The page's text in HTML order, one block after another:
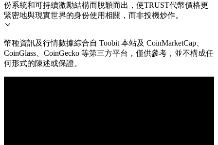
份系統和可持續激勵結構而脫穎而出，使TRUST代幣價格更
緊密地與現實世界的身份使用相關，而非投機炒作。
幣種資訊及行情數據綜合自 Toobit 本站及 CoinMarketCap、
CoinGlass、CoinGecko 等第三方平台，僅供參考，並不構成任
何形式的陳述或保證。